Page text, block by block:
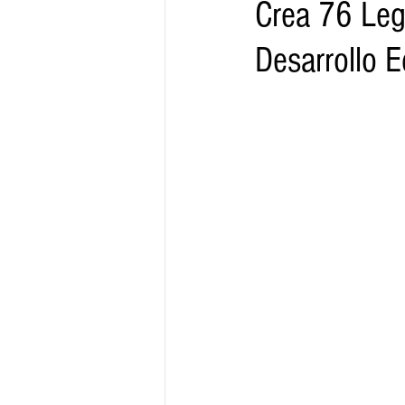
Gobernador Segob
Crea 76
Desarrollo